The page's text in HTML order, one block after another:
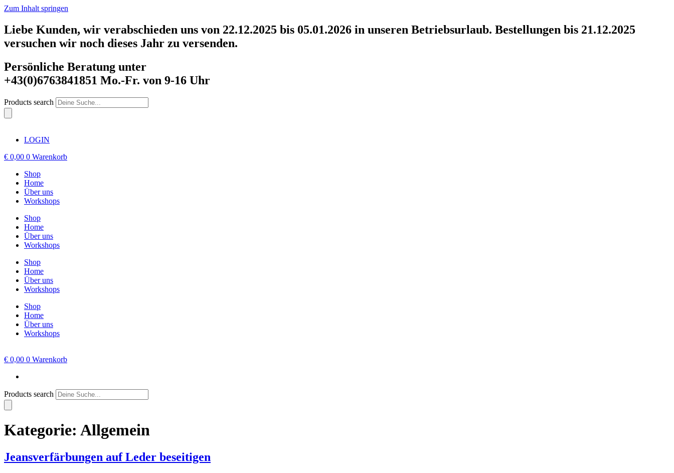
Zum Inhalt springen
Liebe Kunden, wir verabschieden uns von 22.12.2025 bis 05.01.2026 in unseren Betriebsurlaub. Bestellungen bis 21.12.2025
versuchen wir noch dieses Jahr zu versenden.
Persönliche Beratung unter
+43(0)6763841851 Mo.-Fr. von 9-16 Uhr
Products search
LOGIN
€ 0,00 0 Warenkorb
Shop
Home
Über uns
Workshops
Shop
Home
Über uns
Workshops
Shop
Home
Über uns
Workshops
Shop
Home
Über uns
Workshops
€ 0,00 0 Warenkorb
Products search
Kategorie: Allgemein
Jeansverfärbungen auf Leder beseitigen